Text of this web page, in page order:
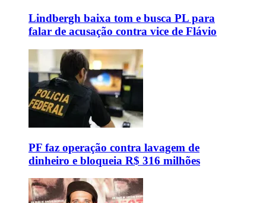
Lindbergh baixa tom e busca PL para
falar de acusação contra vice de Flávio
PF faz operação contra lavagem de
dinheiro e bloqueia R$ 316 milhões